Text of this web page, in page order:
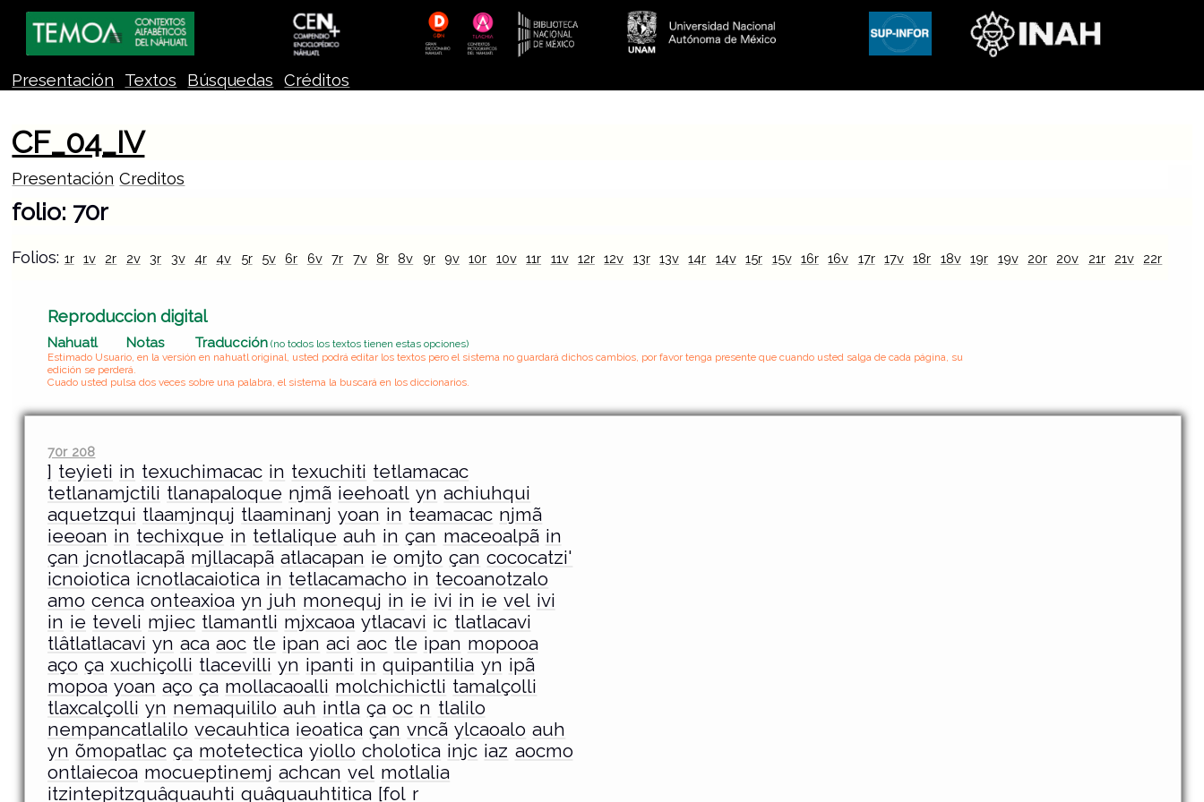
Presentación Textos Búsquedas Créditos
CF_04_IV
Presentación Creditos
folio: 70r
Folios: 1r 1v 2r 2v 3r 3v 4r 4v 5r 5v 6r 6v 7r 7v 8r 8v 9r 9v 10r 10v 11r 11v 12r 12v 13r 13v 14r 14v 15r 15v 16r 16v 17r 17v 18r 18v 19r 19v 20r 20v 21r 21v 22r
Reproduccion digital
Nahuatl Notas Traducción (no todos los textos tienen estas opciones)
Estimado Usuario, en la versión en nahuatl original, usted podrá editar los textos pero el sistema no guardará dichos cambios, por favor tenga presente que cuando usted salga de cada página, su
edición se perderá.
Cuado usted pulsa dos veces sobre una palabra, el sistema la buscará en los diccionarios.
70r 208
] teyieti in texuchimacac in texuchiti tetlamacac
tetlanamjctili tlanapaloque njmã ieehoatl yn achiuhqui
aquetzqui tlaamjnquj tlaaminanj yoan in teamacac njmã
ieeoan in techixque in tetlalique auh in çan maceoalpã in
çan jcnotlacapã mjllacapã atlacapan ie omjto çan cococatzi'
icnoiotica icnotlacaiotica in tetlacamacho in tecoanotzalo
amo cenca onteaxioa yn juh monequj in ie ivi in ie vel ivi
in ie teveli mjiec tlamantli mjxcaoa ytlacavi ic tlatlacavi
tlâtlatlacavi yn aca aoc tle ipan aci aoc tle ipan mopooa
aço ça xuchiçolli tlacevilli yn ipanti in quipantilia yn ipã
mopoa yoan aço ça mollacaoalli molchichictli tamalçolli
tlaxcalçolli yn nemaquililo auh intla ça oc n tlalilo
nempancatlalilo vecauhtica ieoatica çan vncã ylcaoalo auh
yn õmopatlac ça motetectica yiollo cholotica injc iaz aocmo
ontlaiecoa mocueptinemj achcan vel motlalia
itzintepitzquâquauhti quâquauhtitica [fol r